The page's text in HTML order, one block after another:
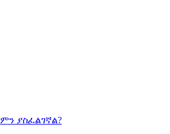
ምን ያስፈልገኛል?